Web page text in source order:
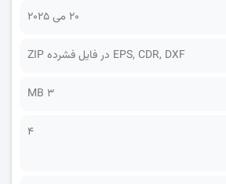
20 می 2025
EPS, CDR, DXF در فایل فشرده ZIP
3 MB
4